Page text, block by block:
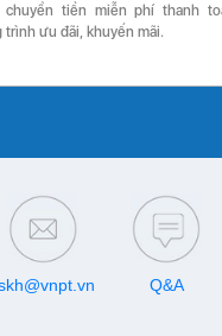
chuyển tiền miễn phí thanh
trình ưu đãi, khuyến mãi.
Q&A